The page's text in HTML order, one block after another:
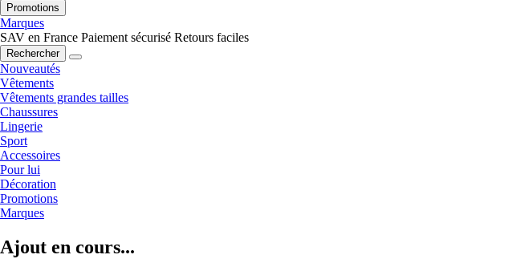
Promotions
Marques
SAV en France Paiement sécurisé Retours faciles
Rechercher
Nouveautés
Vêtements
Vêtements grandes tailles
Chaussures
Lingerie
Sport
Accessoires
Pour lui
Décoration
Promotions
Marques
Ajout en cours...